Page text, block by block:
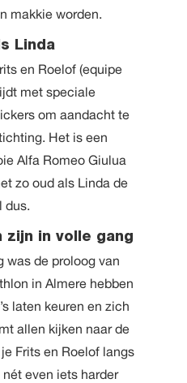
makkie worden.
Linda
en Roelof (equipe
met speciale
om aandacht te
Het is een
Alfa Romeo Giulua
zo oud als Linda de
dus.
zijn in volle gang
was de proloog van
in Almere hebben
laten keuren en zich
allen kijken naar de
Frits en Roelof langs
even iets harder